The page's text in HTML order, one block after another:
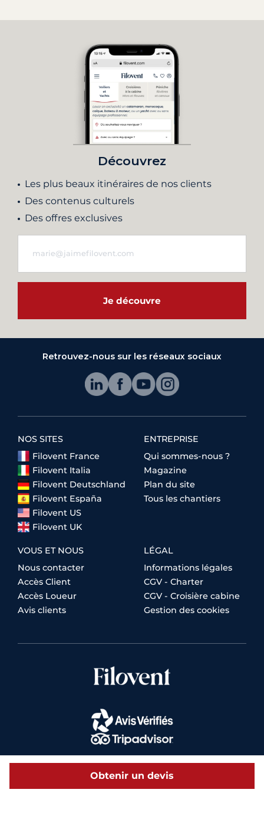
Obtenir un devis
Découvrez
Les plus beaux itinéraires de nos clients
Des contenus culturels
Des offres exclusives
Je découvre
Retrouvez-nous sur les réseaux sociaux
NOS SITES
Filovent France
Filovent Italia
Filovent Deutschland
Filovent España
Filovent US
Filovent UK
ENTREPRISE
Qui sommes-nous ?
Magazine
Plan du site
Tous les chantiers
VOUS ET NOUS
Nous contacter
Accès Client
Accès Loueur
Avis clients
LÉGAL
Informations légales
CGV - Charter
CGV - Croisière cabine
Gestion des cookies
© 2026 Filovent